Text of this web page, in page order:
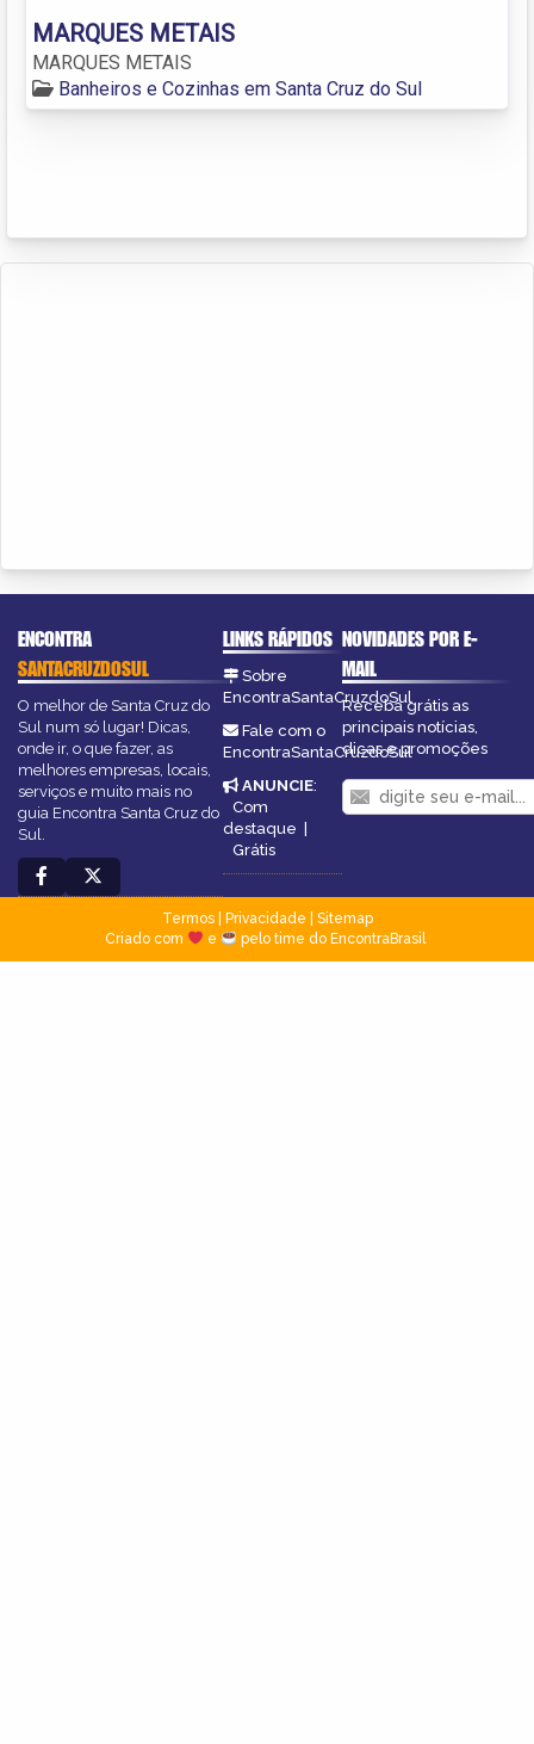
MARQUES METAIS
MARQUES METAIS
Banheiros e Cozinhas em Santa Cruz do Sul
ENCONTRA
SANTACRUZDOSUL
O melhor de Santa Cruz do
Sul num só lugar! Dicas,
onde ir, o que fazer, as
melhores empresas, locais,
serviços e muito mais no
guia Encontra Santa Cruz do
Sul.
LINKS RÁPIDOS
Sobre
EncontraSantaCruzdoSul
Fale com o
EncontraSantaCruzdoSul
ANUNCIE:
Com
destaque |
Grátis
NOVIDADES POR E-
MAIL
Receba grátis as
principais notícias,
dicas e promoções
Termos| Privacidade
Sitemap
Criado com
e pelo time do EncontraBrasil